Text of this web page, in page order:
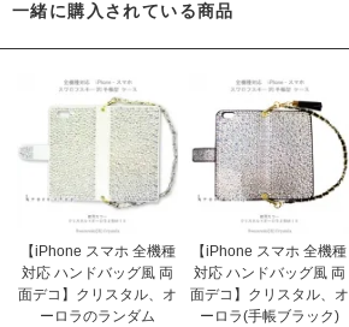
一緒に購入されている商品
【iPhone スマホ 全機種
対応 ハンドバッグ風 両
面デコ】クリスタル、オ
ーロラのランダム
【iPhone スマホ 全機種
対応 ハンドバッグ風 両
面デコ】クリスタル、オ
ーロラ(手帳ブラック)